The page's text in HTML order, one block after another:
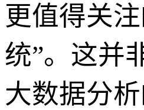
更值得关
统”。这并
大数据分